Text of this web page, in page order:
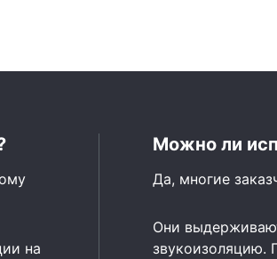
на
Можно ли
Да, многие
Они
звукоизоляцию.